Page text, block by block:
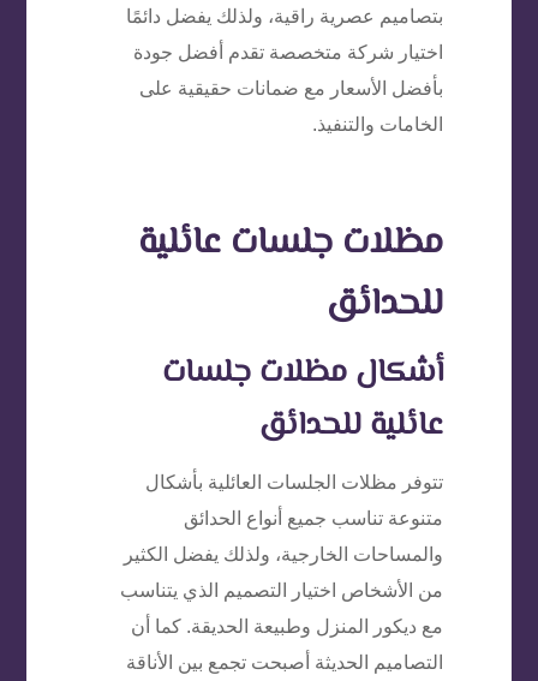
بتصاميم عصرية راقية، ولذلك يفضل دائمًا
اختيار شركة متخصصة تقدم أفضل جودة
بأفضل الأسعار مع ضمانات حقيقية على
الخامات والتنفيذ.
مظلات جلسات عائلية
للحدائق
أشكال مظلات جلسات
عائلية للحدائق
تتوفر مظلات الجلسات العائلية بأشكال
متنوعة تناسب جميع أنواع الحدائق
والمساحات الخارجية، ولذلك يفضل الكثير
من الأشخاص اختيار التصميم الذي يتناسب
مع ديكور المنزل وطبيعة الحديقة. كما أن
التصاميم الحديثة أصبحت تجمع بين الأناقة